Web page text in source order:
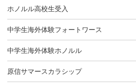
ホノルル高校生受入
中学生海外体験フォートワース
中学生海外体験ホノルル
原信サマースカラシップ